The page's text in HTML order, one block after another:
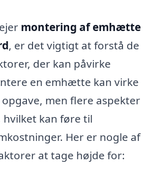
montering af emhætte
, er det vigtigt at forstå de
der kan påvirke
en emhætte kan virke
men flere aspekter
hvilket kan føre til
Her er nogle af
at tage højde for: